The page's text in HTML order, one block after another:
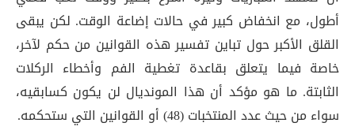
أطول، مع انخفاض كبير في حالات إضاعة الوقت. لكن يبقى
القلق الأكبر حول تباين تفسير هذه القوانين من حكم لآخر،
خاصة فيما يتعلق بقاعدة تغطية الفم وأخطاء الركلات
الثابتة. ما هو مؤكد أن هذا المونديال لن يكون كسابقيه،
سواء من حيث عدد المنتخبات (48) أو القوانين التي ستحكمه.